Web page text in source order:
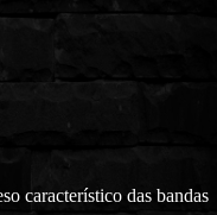
característico das bandas